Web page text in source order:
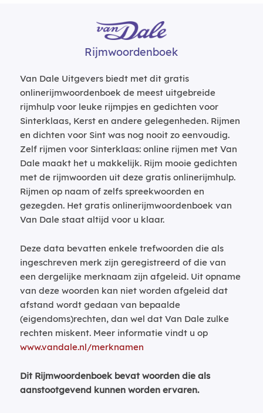
Rijmwoordenboek
Van Dale Uitgevers biedt met dit gratis
onlinerijmwoordenboek de meest uitgebreide
rijmhulp voor leuke rijmpjes en gedichten voor
Sinterklaas, Kerst en andere gelegenheden. Rijmen
en dichten voor Sint was nog nooit zo eenvoudig.
Zelf rijmen voor Sinterklaas: online rijmen met Van
Dale maakt het u makkelijk. Rijm mooie gedichten
met de rijmwoorden uit deze gratis onlinerijmhulp.
Rijmen op naam of zelfs spreekwoorden en
gezegden. Het gratis onlinerijmwoordenboek van
Van Dale staat altijd voor u klaar.
Deze data bevatten enkele trefwoorden die als
ingeschreven merk zijn geregistreerd of die van
een dergelijke merknaam zijn afgeleid. Uit opname
van deze woorden kan niet worden afgeleid dat
afstand wordt gedaan van bepaalde
(eigendoms)rechten, dan wel dat Van Dale zulke
rechten miskent. Meer informatie vindt u op
www.vandale.nl/merknamen
Dit Rijmwoordenboek bevat woorden die als
aanstootgevend kunnen worden ervaren.